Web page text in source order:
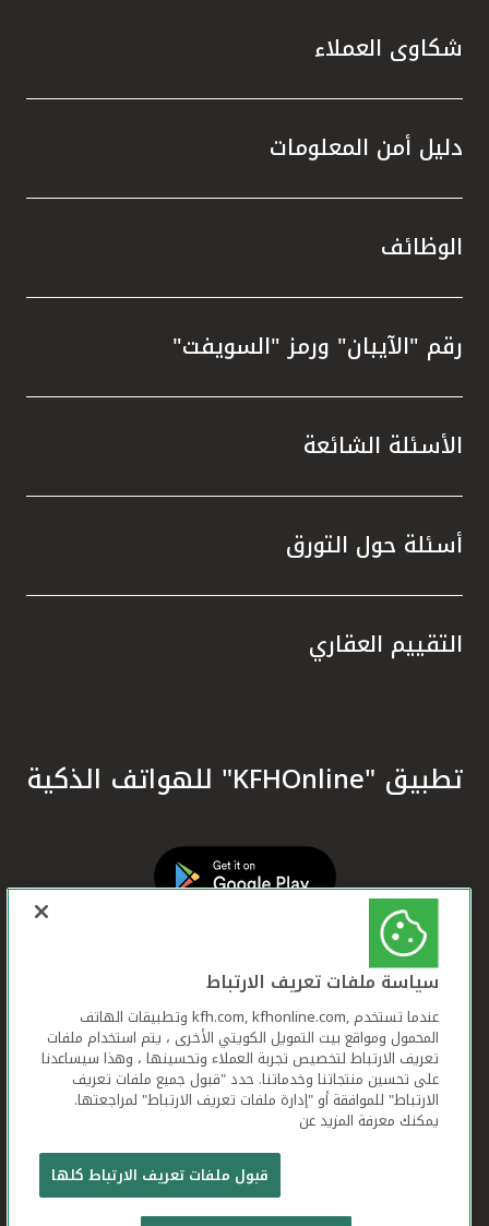
شكاوى العملاء
دليل أمن المعلومات
الوظائف
رقم "الآيبان" ورمز "السويفت"
الأسئلة الشائعة
أسئلة حول التورق
التقييم العقاري
تطبيق "KFHOnline" للهواتف الذكية
بيت التمويل الكويتي جميع الحقوق محفوظة © 2026
شروط وأحكام استخدام الموقع الإلكتروني
سياسة ملفات تعريف الارتباط
عندما تستخدم ,kfh.com, kfhonline.com وتطبيقات الهاتف
المحمول ومواقع بيت التمويل الكويتي الأخرى ، يتم استخدام ملفات
تعريف الارتباط لتخصيص تجربة العملاء وتحسينها ، وهذا سيساعدنا
على تحسين منتجاتنا وخدماتنا. حدد "قبول جميع ملفات تعريف
الارتباط" للموافقة أو "إدارة ملفات تعريف الارتباط" لمراجعتها.
يمكنك معرفة المزيد عن
قبول ملفات تعريف الارتباط كلها